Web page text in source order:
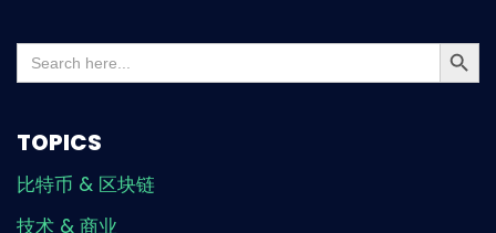
Search
for:
Search
TOPICS
比特币 & 区块链
技术 & 商业